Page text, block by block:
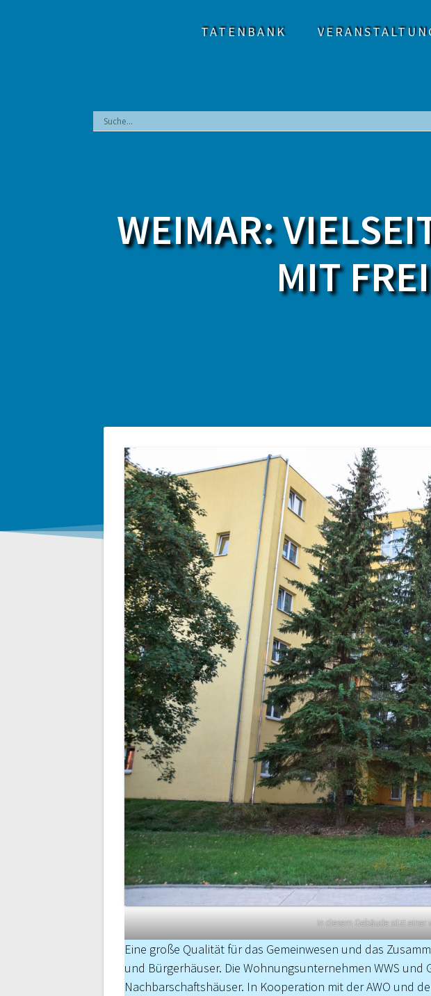
TATENBANK
WEIMAR:
MIT
In diesem Gebäude sitzt einer
Eine große Qualität für das Gemein­wesen und das
und Bürgerhäuser. Die Wohnungsunternehmen WWS
Nachbarschaftshäuser. In Kooperation mit der AWO und